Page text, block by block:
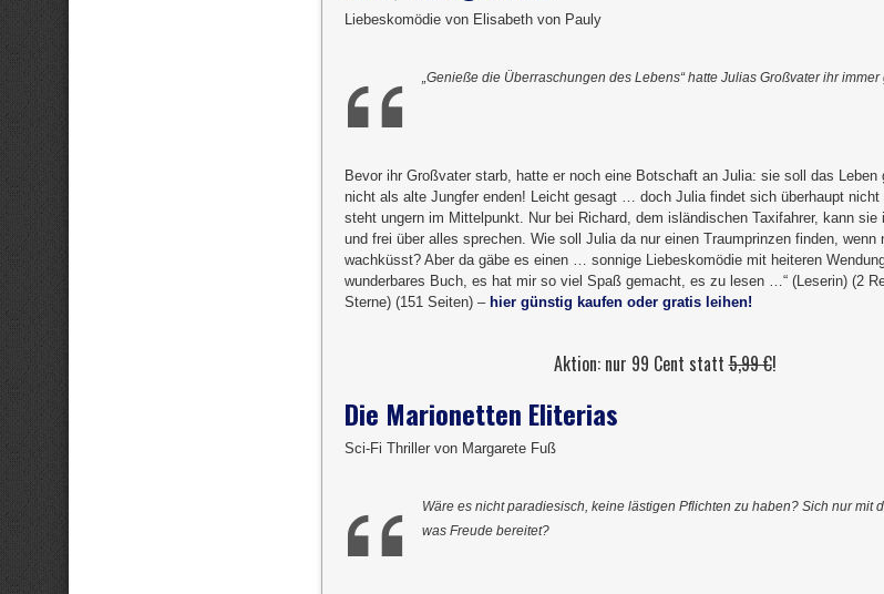
Liebeskomödie von Elisabeth von Pauly
„Genieße die Überraschungen des Lebens“ hatte Julias Großvater ihr
Bevor ihr Großvater starb, hatte er noch eine Botschaft an Julia: sie soll das Leben
nicht als alte Jungfer enden! Leicht gesagt … doch Julia findet sich überhaupt nicht
steht ungern im Mittelpunkt. Nur bei Richard, dem isländischen Taxifahrer, kann sie
und frei über alles sprechen. Wie soll Julia da nur einen Traumprinzen finden, wenn
wachküsst? Aber da gäbe es einen … sonnige Liebeskomödie mit heiteren
wunderbares Buch, es hat mir so viel Spaß gemacht, es zu lesen …“ (Leserin) (2
Sterne) (151 Seiten) – hier günstig kaufen oder gratis leihen!
Aktion: nur 99 Cent statt5,99 €!
Die Marionetten Eliterias
Sci-Fi Thriller von Margarete Fuß
Wäre es nicht paradiesisch, keine lästigen Pflichten zu haben? Sich nur mit
was Freude bereitet?